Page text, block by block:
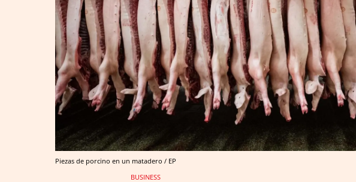
Piezas de porcino en un matadero / EP
BUSINESS